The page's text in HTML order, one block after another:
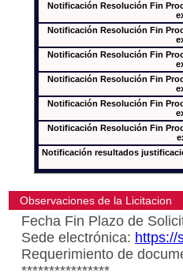
Notificación Resolución Fin
Notificación Resolución Fin
Notificación Resolución Fin
Notificación Resolución Fin
Notificación Resolución Fin
Notificación Resolución Fin
Notificación resultados
Observaciones de la Licitacion
Fecha Fin Plazo de
Sede electrónica: https://
Requerimiento de
****************